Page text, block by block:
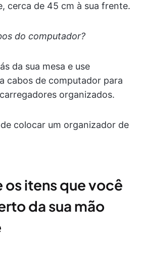
cerca de 45 cm à sua frente.
do computador?
da sua mesa e use
cabos de computador para
organizados.
colocar um organizador de
os itens que você
da sua mão